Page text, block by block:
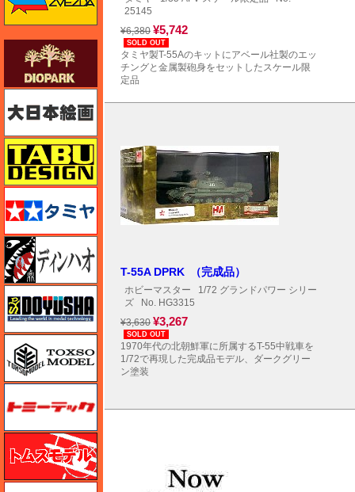
25145
¥6,380 ¥5,742
SOLD OUT
タミヤ製T-55Aのキットにアベール社製のエッ
チングと金属製砲身をセットしたスケール限
定品
T-55A DPRK （完成品）
ホビーマスター
1/72 グランドパワー シリー
ズ No. HG3315
¥3,630 ¥3,267
SOLD OUT
1970年代の北朝鮮軍に所属するT-55中戦車を
1/72で再現した完成品モデル、ダークグリー
ン塗装
ダイオパーク（diopark）
タブデザイン・スタジオ27
タミヤ
童友社
トキソモデル（toxso_model）